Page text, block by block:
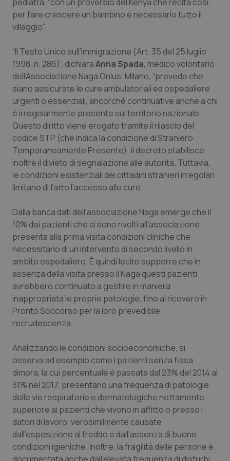
per fare crescere un bambino è necessario tutto il
villaggio”.
“Il Testo Unico sull’Immigrazione (Art. 35 del 25 luglio
1998, n. 286)”, dichiaraAnna Spada, medico volontario
dell’Associazione Naga Onlus, Milano, “prevede che
siano assicurate le cure ambulatoriali ed ospedaliere
urgenti o essenziali, ancorché continuative anche a chi
è irregolarmente presente sul territorio nazionale.
Questo diritto viene erogato tramite il rilascio del
codice STP (che indica la condizione di Straniero
Temporaneamente Presente); il decreto stabilisce
inoltre il divieto di segnalazione alle autorità. Tuttavia,
le condizioni esistenziali dei cittadini stranieri irregolari
limitano di fatto l’accesso alle cure.
Dalla banca dati dell’associazione Naga emerge che il
10% dei pazienti che si sono rivolti all’associazione
presenta alla prima visita condizioni cliniche che
necessitano di un intervento di secondo livello in
ambito ospedaliero. È quindi lecito supporre che in
assenza della visita presso il Naga questi pazienti
avrebbero continuato a gestire in maniera
inappropriata le proprie patologie, fino al ricovero in
Pronto Soccorso per la loro prevedibile
recrudescenza.
Analizzando le condizioni socioeconomiche, si
osserva ad esempio come i pazienti senza fissa
dimora, la cui percentuale è passata dal 23% del 2014 al
31% nel 2017, presentano una frequenza di patologie
delle vie respiratorie e dermatologiche nettamente
superiore ai pazienti che vivono in affitto o presso i
datori di lavoro, verosimilmente causate
dall’esposizione al freddo e dall’assenza di buone
condizioni igieniche. Inoltre, la fragilità delle persone è
sito web abilitandone funzionalità di base quali la
navigazione sulle pagine e l'accesso alle aree
protette del sito. Il sito web non è in grado di
funzionare correttamente senza questi cookie.
VISITOR_PRIVACY_METADATA
YouTube
.youtube.com
CookieScriptConsent
CookieScript
www.quotidianosanita.it
tracking-enable
2
tracking-sites-ironfish-
session-id
www.quotidianosanita.it